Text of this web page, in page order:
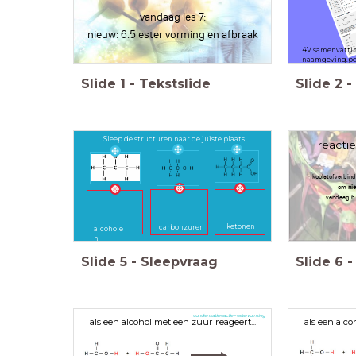
vandaag les 7:
nieuw: 6.5 ester vorming en afbraak
Slide 1 - Tekstslide
4V
Slide 2 -
alcohole
n
carbonzuren
Sleep de structuren naar de juiste plaats.
ketonen
Slide 5 - Sleepvraag
om
vandaag
Slide 6 -
als een alcohol met een zuur reageert...
condensatiereactie = estervorming
als een